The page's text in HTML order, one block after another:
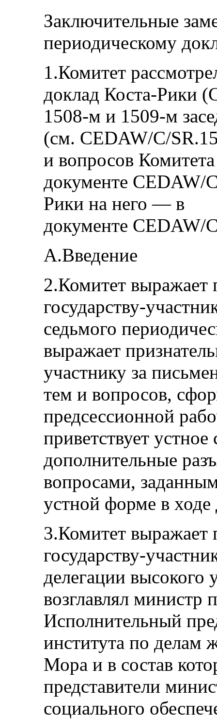
Заключительные
периодическому
1.Комитет
доклад Коста-Рики
1508‑м и 1509‑м
(см. CEDAW/C/
и вопросов
документе CEDAW/
Рики на него — в
документе CEDAW/
A.Введение
2.Комитет выражает
государству-
седьмого
выражает
участнику за
тем и вопросов,
предсессионной
приветствует
дополнительные
вопросами,
устной форме в ходе
3.Комитет выражает
государству-
делегации высокого
возглавлял
Исполнительный
института по
Мора и в состав
представители
социального